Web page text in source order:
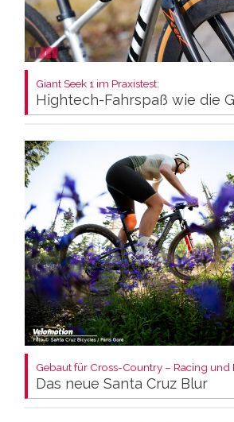
Giant Seek 1 im Praxistest:
Hightech-Fahrspaß wie die
Gebaut für Cross-Country – Racing und
Das neue Santa Cruz Blur